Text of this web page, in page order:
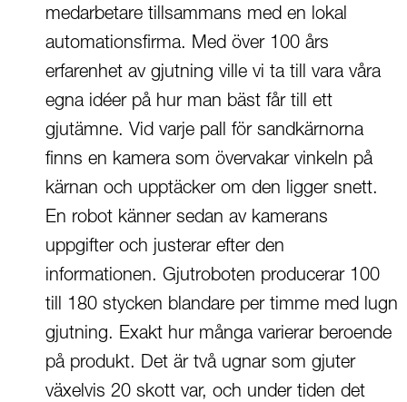
medarbetare tillsammans med en lokal
automationsfirma. Med över 100 års
erfarenhet av gjutning ville vi ta till vara våra
egna idéer på hur man bäst får till ett
gjutämne. Vid varje pall för sandkärnorna
finns en kamera som övervakar vinkeln på
kärnan och upptäcker om den ligger snett.
En robot känner sedan av kamerans
uppgifter och justerar efter den
informationen. Gjutroboten producerar 100
till 180 stycken blandare per timme med lugn
gjutning. Exakt hur många varierar beroende
på produkt. Det är två ugnar som gjuter
växelvis 20 skott var, och under tiden det